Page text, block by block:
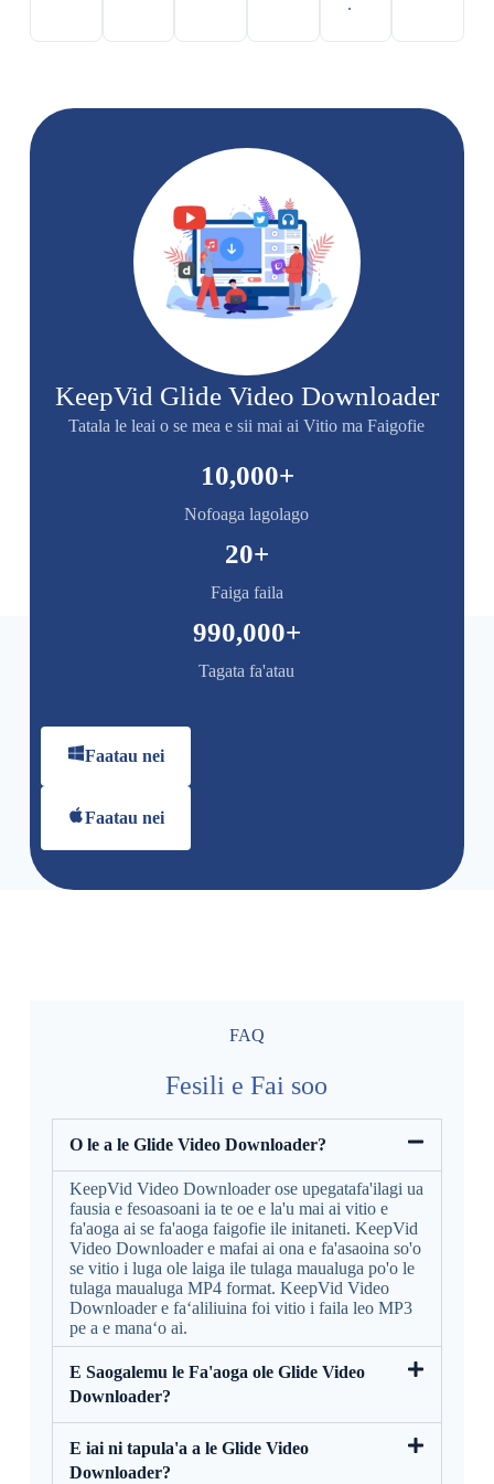
.
KeepVid Glide Video Downloader
Tatala le leai o se mea e sii mai ai Vitio ma Faigofie
Nofoaga lagolago
10,000+
Faiga faila
20+
Tagata fa'atau
990,000+
Faatau nei
Faatau nei
FAQ
Fesili e Fai soo
O le a le Glide Video Downloader?
KeepVid Video Downloader ose upegatafa'ilagi ua
fausia e fesoasoani ia te oe e la'u mai ai vitio e
fa'aoga ai se fa'aoga faigofie ile initaneti. KeepVid
Video Downloader e mafai ai ona e fa'asaoina so'o
se vitio i luga ole laiga ile tulaga maualuga po'o le
tulaga maualuga MP4 format. KeepVid Video
Downloader e faʻaliliuina foi vitio i faila leo MP3
pe a e manaʻo ai.
E Saogalemu le Fa'aoga ole Glide Video
Downloader?
E iai ni tapula'a a le Glide Video
Downloader?